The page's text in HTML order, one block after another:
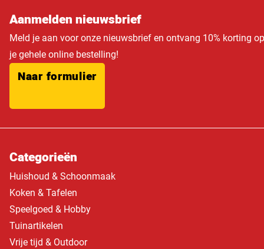
Aanmelden nieuwsbrief
Meld je aan voor onze nieuwsbrief en ontvang 10% korting op
je gehele online bestelling!
Naar formulier
Categorieën
Huishoud & Schoonmaak
Koken & Tafelen
Speelgoed & Hobby
Tuinartikelen
Vrije tijd & Outdoor